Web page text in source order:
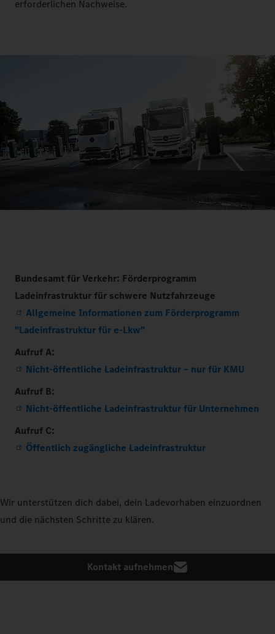
erforderlichen Nachweise.
Bundesamt für Verkehr: Förderprogramm
Ladeinfrastruktur für schwere Nutzfahrzeuge
Allgemeine Informationen zum Förderprogramm
"Ladeinfrastruktur für e-Lkw"
Aufruf A:
Nicht-öffentliche Ladeinfrastruktur – nur für KMU
Aufruf B:
Nicht-öffentliche Ladeinfrastruktur für Unternehmen
Aufruf C:
Öffentlich zugängliche Ladeinfrastruktur
Wir unterstützen dich dabei, dein Ladevorhaben einzuordnen
und die nächsten Schritte zu klären.
Kontakt aufnehmen